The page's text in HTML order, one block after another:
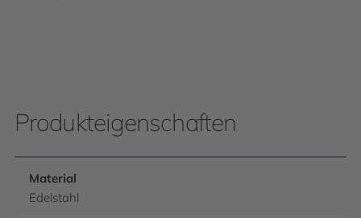
Produkteigenschaften
Material
Edelstahl